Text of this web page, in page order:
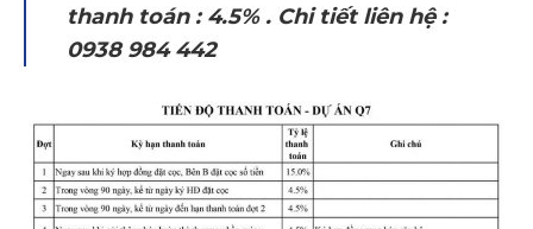
thanh toán : 4.5% . Chi tiết liên hệ :
0938 984 442